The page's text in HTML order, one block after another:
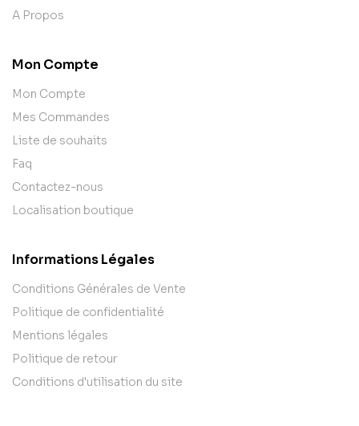
A Propos
Mon Compte
Mon Compte
Mes Commandes
Liste de souhaits
Faq
Contactez-nous
Localisation boutique
Informations Légales
Conditions Générales de Vente
Politique de confidentialité
Mentions légales
Politique de retour
Conditions d'utilisation du site